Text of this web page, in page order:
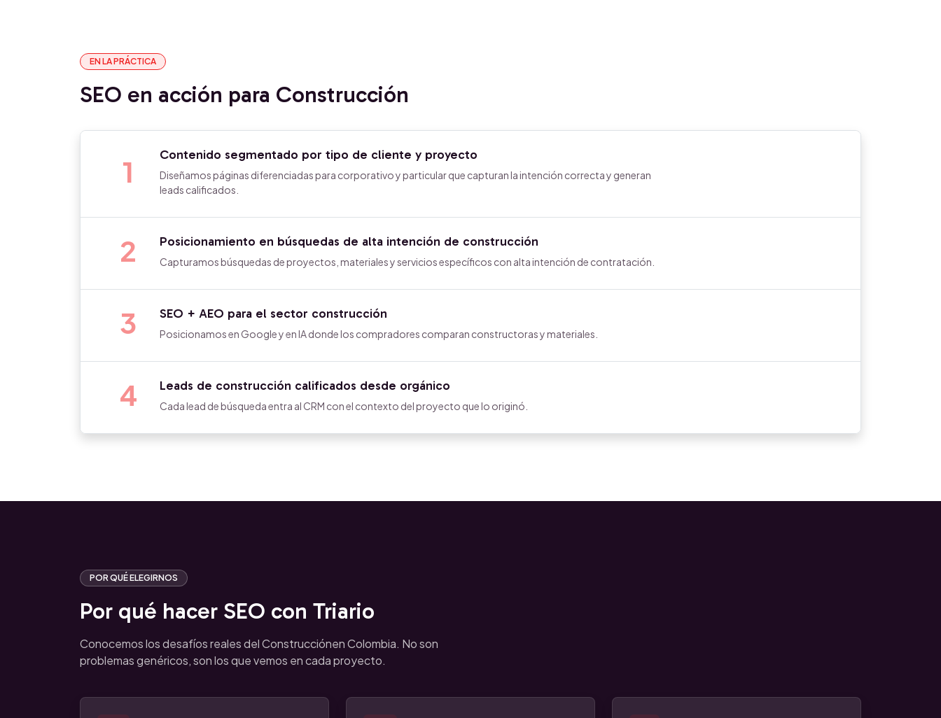
EN LA PRÁCTICA
SEO en acción para Construcción
1 Contenido segmentado por tipo de cliente y proyecto
Diseñamos páginas diferenciadas para corporativo y particular que capturan la intención correcta y generan
leads calificados.
2 Posicionamiento en búsquedas de alta intención de construcción
Capturamos búsquedas de proyectos, materiales y servicios específicos con alta intención de contratación.
3 SEO + AEO para el sector construcción
Posicionamos en Google y en IA donde los compradores comparan constructoras y materiales.
4 Leads de construcción calificados desde orgánico
Cada lead de búsqueda entra al CRM con el contexto del proyecto que lo originó.
POR QUÉ ELEGIRNOS
Por qué hacer SEO con Triario
Conocemos los desafíos reales del Construcciónen Colombia. No son
problemas genéricos, son los que vemos en cada proyecto.